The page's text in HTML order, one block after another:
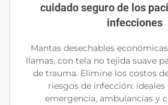
cuidado seguro de los
infecciones
Mantas desechables
llamas, con tela no tejida suave
de trauma. Elimine los costos
riesgos de infección: ideales
emergencia, ambulancias y